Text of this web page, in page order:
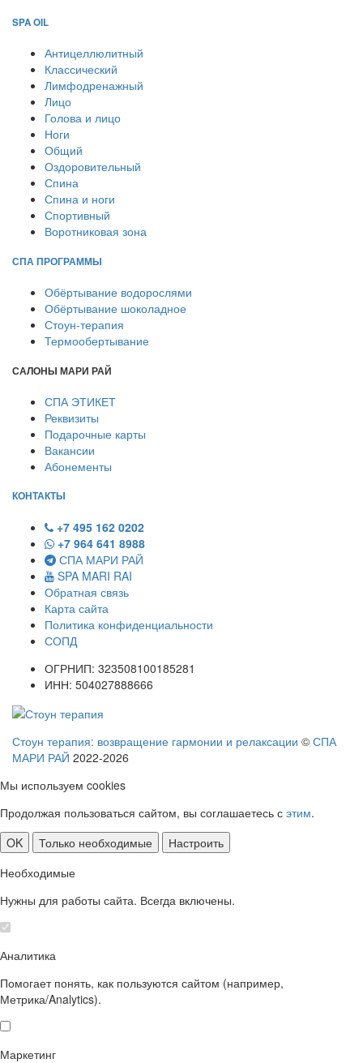
SPA OIL
Антицеллюлитный
Классический
Лимфодренажный
Лицо
Голова и лицо
Ноги
Общий
Оздоровительный
Спина
Спина и ноги
Спортивный
Воротниковая зона
СПА ПРОГРАММЫ
Обёртывание водорослями
Обёртывание шоколадное
Стоун-терапия
Термообертывание
САЛОНЫ МАРИ РАЙ
СПА ЭТИКЕТ
Реквизиты
Подарочные карты
Вакансии
Абонементы
КОНТАКТЫ
+7 495 162 0202
+7 964 641 8988
СПА МАРИ РАЙ
SPA MARI RAI
Обратная связь
Карта сайта
Политика конфиденциальности
СОПД
ОГРНИП: 323508100185281
ИНН: 504027888666
Стоун терапия: возвращение гармонии и релаксации © СПА
МАРИ РАЙ 2022-2026
Мы используем cookies
Продолжая пользоваться сайтом, вы соглашаетесь с этим.
OK
Только необходимые
Настроить
Необходимые
Нужны для работы сайта. Всегда включены.
Аналитика
Помогает понять, как пользуются сайтом (например,
Метрика/Analytics).
Маркетинг